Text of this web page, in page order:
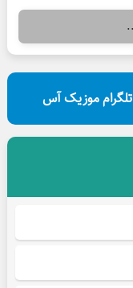
موزیک آس